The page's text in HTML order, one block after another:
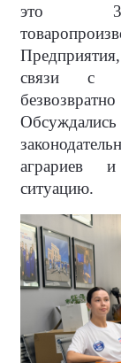
это 30%
связи с
аграриев и
ситуацию.